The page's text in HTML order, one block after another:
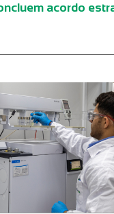
acordo